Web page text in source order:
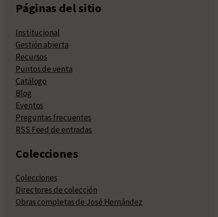
Páginas del sitio
Institucional
Gestión abierta
Recursos
Puntos de venta
Catálogo
Blog
Eventos
Preguntas frecuentes
RSS Feed de entradas
Colecciones
Colecciones
Directores de colección
Obras completas de José Hernández